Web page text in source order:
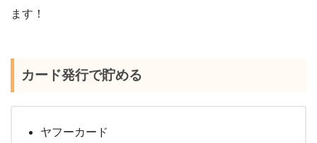
ます！
カード発行で貯める
ヤフーカード